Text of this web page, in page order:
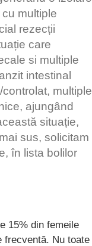
multiple
rezecții
care
si multiple
intestinal
multiple
ajungând
situație,
sus, solicitam
în lista bolilor
15% din femeile
frecventă. Nu toate